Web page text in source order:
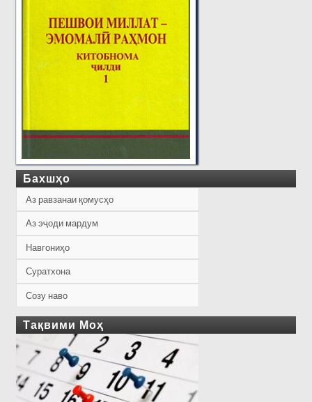
Бахшҳо
Аз равзанаи қомусҳо
Аз эҷоди мардум
Навгониҳо
Суратхона
Созу наво
Тақвими Моҳ